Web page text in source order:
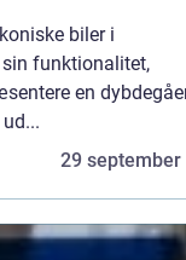
biler i
funktionalitet,
en
29 september